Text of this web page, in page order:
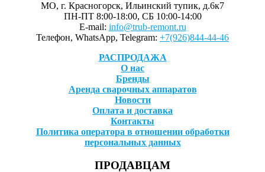
МО, г. Красногорск, Ильинский тупик, д.6к7
ПН-ПТ 8:00-18:00, СБ 10:00-14:00
E-mail: info@trub-remont.ru
Телефон, WhatsApp, Telegram: +7(926)844-44-46
РАСПРОДАЖА
О нас
Бренды
Аренда сварочных аппаратов
Новости
Оплата и доставка
Контакты
Политика оператора в отношении обработки
персональных данных
ПРОДАВЦАМ